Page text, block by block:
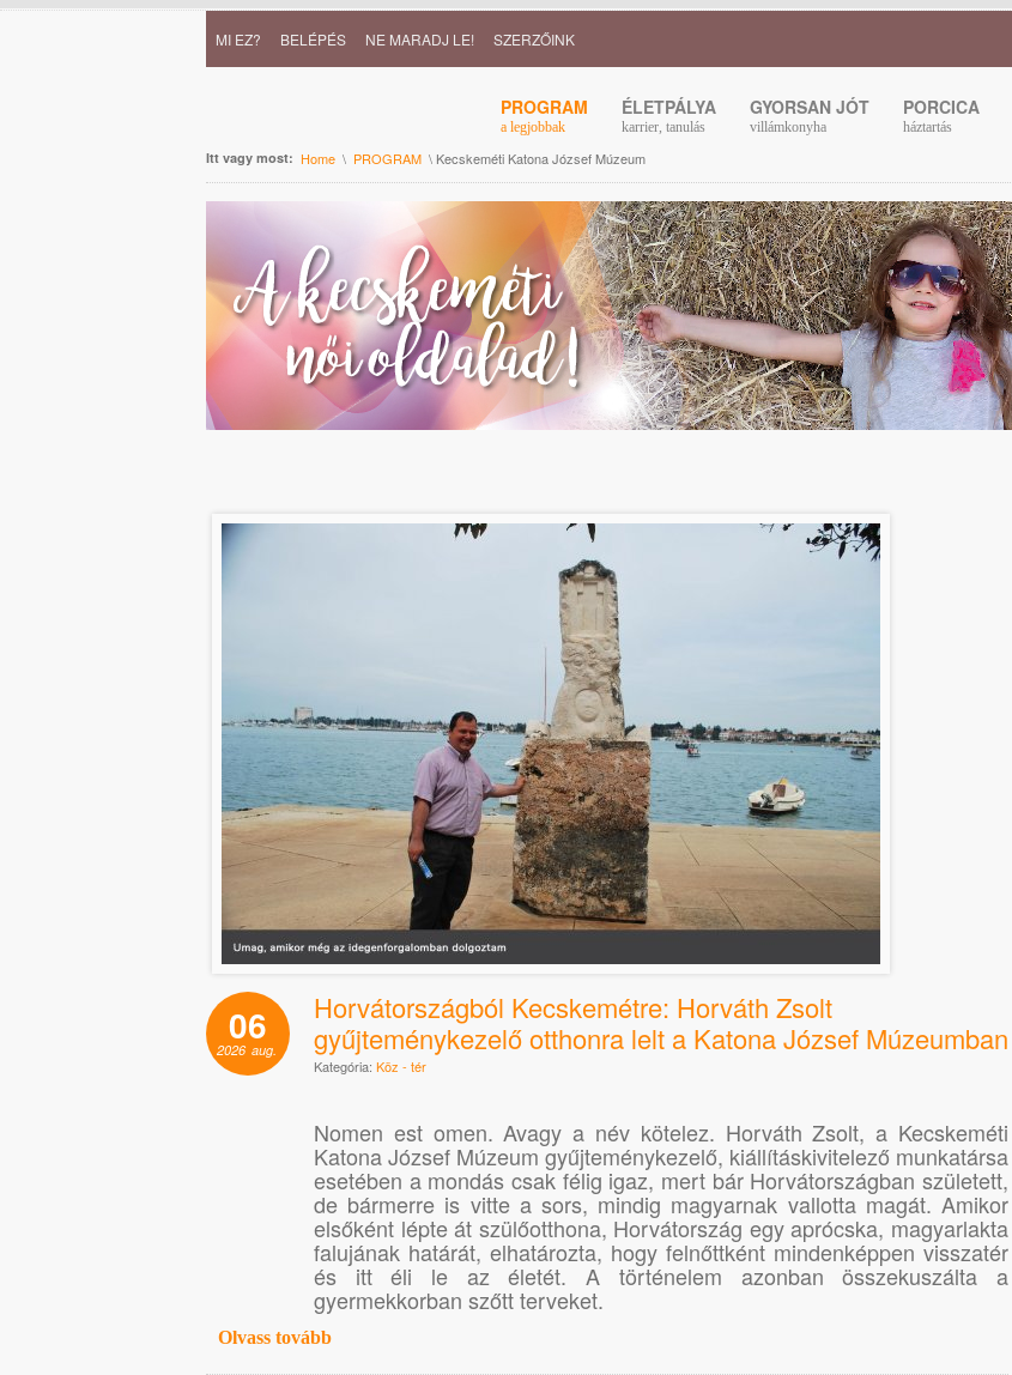
MI EZ? BELÉPÉS NE MARADJ LE! SZERZŐINK
PROGRAM
a legjobbak
ÉLETPÁLYA
karrier, tanulás
GYORSAN JÓT
villámkonyha
PORCICA
háztartás
Itt vagy most: Home \ PROGRAM \ Kecskeméti Katona József Múzeum
06
2026 aug.
Horvátországból Kecskemétre: Horváth Zsolt
gyűjteménykezelő otthonra lelt a Katona József Múzeumban
Kategória: Köz - tér
Nomen est omen. Avagy a név kötelez. Horváth Zsolt, a Kecskeméti
Katona József Múzeum gyűjteménykezelő, kiállításkivitelező munkatársa
esetében a mondás csak félig igaz, mert bár Horvátországban született,
de bármerre is vitte a sors, mindig magyarnak vallotta magát. Amikor
elsőként lépte át szülőotthona, Horvátország egy aprócska, magyarlakta
falujának határát, elhatározta, hogy felnőttként mindenképpen visszatér
és itt éli le az életét. A történelem azonban összekuszálta a
gyermekkorban szőtt terveket.
Olvass tovább